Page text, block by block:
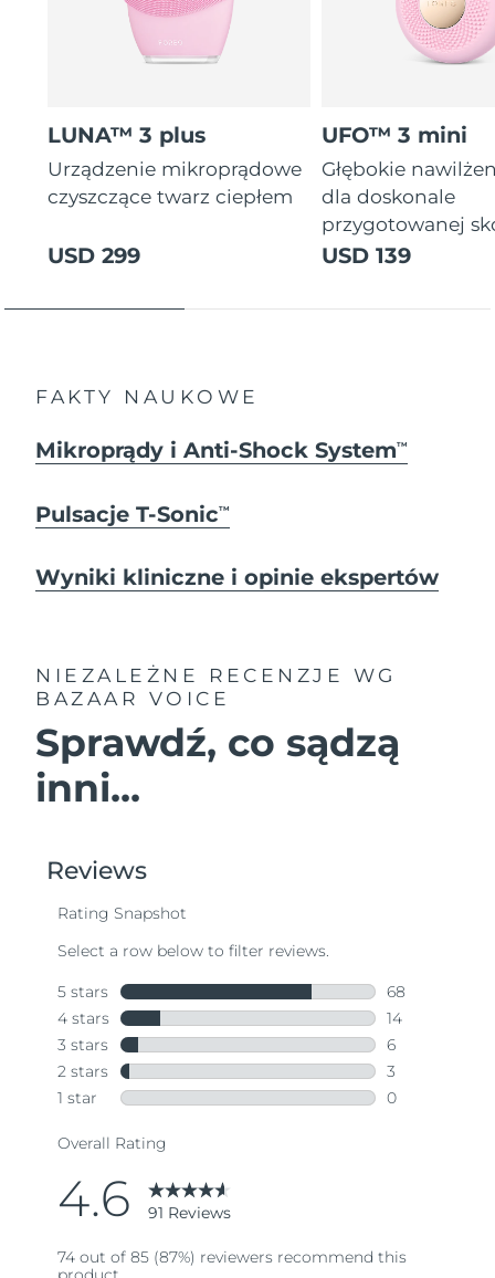
LUNA™ 3 plus
Urządzenie mikroprądowe
czyszczące twarz ciepłem
USD 299
UFO™ 3 mini
Głębokie
dla doskonale
przygotowanej
USD 139
FAKTY NAUKOWE
Mikroprądy i Anti-Shock SystemTM
Pulsacje T-SonicTM
Wyniki kliniczne i opinie ekspertów
NIEZALEŻNE RECENZJE
WG
BAZAAR VOICE
Sprawdź, co sądzą
inni...